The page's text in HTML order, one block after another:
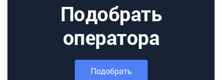
Подобрать
оператора
Подобрать